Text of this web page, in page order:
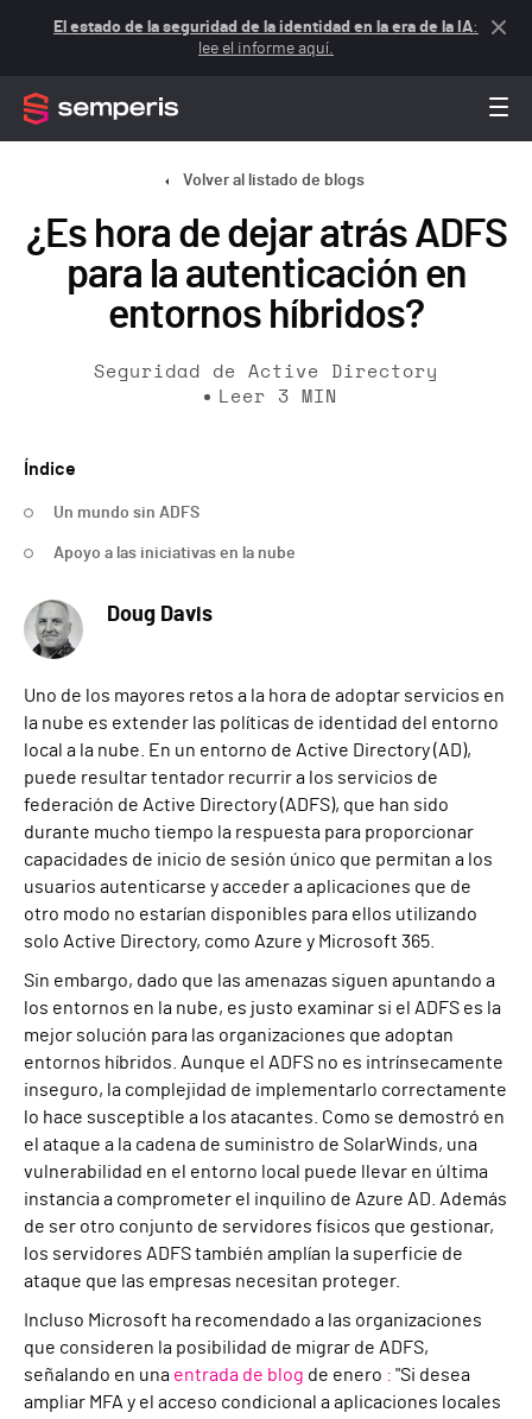
El estado de la seguridad de la identidad en la era de la IA:
lee el informe aquí.
Volver al listado de blogs
¿Es hora de dejar atrás ADFS
para la autenticación en
entornos híbridos?
Seguridad de Active Directory
Leer
3 MIN
Índice
Un mundo sin ADFS
Apoyo a las iniciativas en la nube
Doug Davis
Uno de los mayores retos a la hora de adoptar servicios en
la nube es extender las políticas de identidad del entorno
local a la nube. En un entorno de Active Directory (AD),
puede resultar tentador recurrir a los servicios de
federación de Active Directory (ADFS), que han sido
durante mucho tiempo la respuesta para proporcionar
capacidades de inicio de sesión único que permitan a los
usuarios autenticarse y acceder a aplicaciones que de
otro modo no estarían disponibles para ellos utilizando
solo Active Directory, como Azure y Microsoft 365.
Sin embargo, dado que las amenazas siguen apuntando a
los entornos en la nube, es justo examinar si el ADFS es la
mejor solución para las organizaciones que adoptan
entornos híbridos. Aunque el ADFS no es intrínsecamente
inseguro, la complejidad de implementarlo correctamente
lo hace susceptible a los atacantes. Como se demostró en
el ataque a la cadena de suministro de SolarWinds, una
vulnerabilidad en el entorno local puede llevar en última
instancia a comprometer el inquilino de Azure AD. Además
de ser otro conjunto de servidores físicos que gestionar,
los servidores ADFS también amplían la superficie de
ataque que las empresas necesitan proteger.
Incluso Microsoft ha recomendado a las organizaciones
que consideren la posibilidad de migrar de ADFS,
señalando en una entrada de blog de enero : "Si desea
ampliar MFA y el acceso condicional a aplicaciones locales